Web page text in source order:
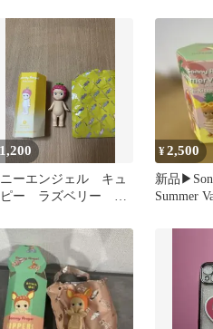
1,200
ニーエンジェル キュ
ピー ラズベリー フ
¥2,500
新品
Summer